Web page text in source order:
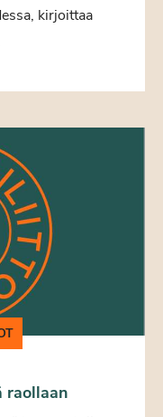
kirjoittaa
raollaan